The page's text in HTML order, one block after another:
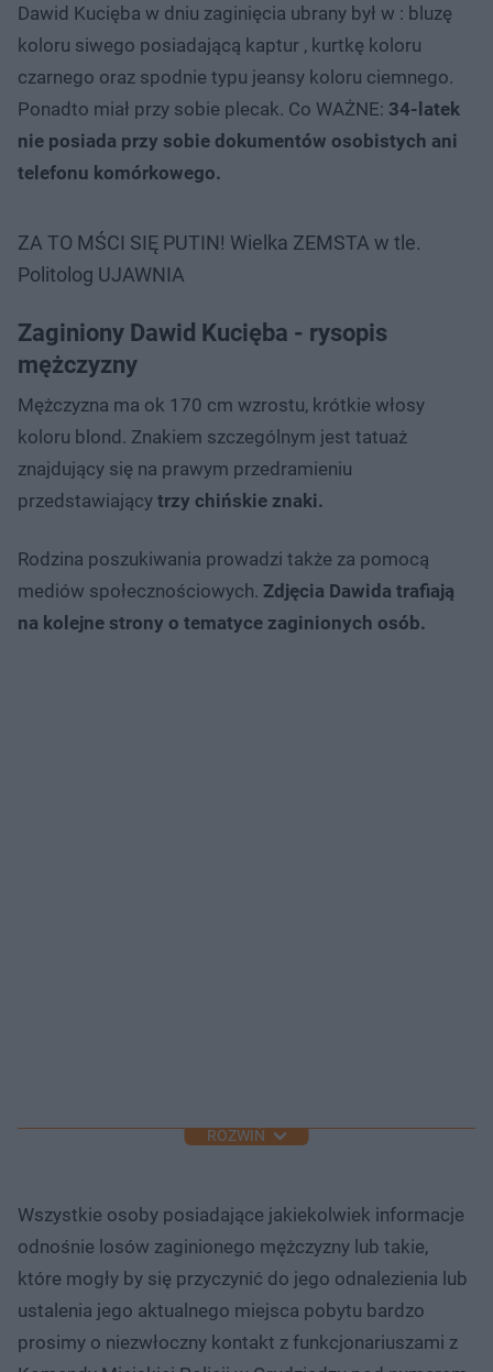
Dawid Kucięba w dniu zaginięcia ubrany był w : bluzę
koloru siwego posiadającą kaptur , kurtkę koloru
czarnego oraz spodnie typu jeansy koloru ciemnego.
Ponadto miał przy sobie plecak. Co WAŻNE: 34-latek
nie posiada przy sobie dokumentów osobistych ani
telefonu komórkowego.
ZA TO MŚCI SIĘ PUTIN! Wielka ZEMSTA w tle.
Politolog UJAWNIA
Zaginiony Dawid Kucięba - rysopis
mężczyzny
Mężczyzna ma ok 170 cm wzrostu, krótkie włosy
koloru blond. Znakiem szczególnym jest tatuaż
znajdujący się na prawym przedramieniu
przedstawiający trzy chińskie znaki.
Rodzina poszukiwania prowadzi także za pomocą
mediów społecznościowych. Zdjęcia Dawida trafiają
na kolejne strony o tematyce zaginionych osób.
ROZWIŃ
Wszystkie osoby posiadające jakiekolwiek informacje
odnośnie losów zaginionego mężczyzny lub takie,
które mogły by się przyczynić do jego odnalezienia lub
ustalenia jego aktualnego miejsca pobytu bardzo
prosimy o niezwłoczny kontakt z funkcjonariuszami z